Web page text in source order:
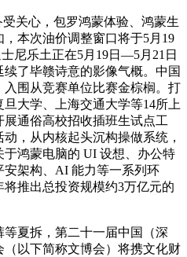
心，包罗鸿蒙体验、鸿蒙生
本次油价调整窗口将于5月19
尼乐土正在5月19日—5月21日
了毕赣诗意的影像气概。中国
围从竞赛单位比赛金棕榈。打
大学、上海交通大学等14所上
通俗高校招收插班生试点工
，从内核起头沉构操做系统，
鸿蒙电脑的 UI 设想、办公特
安架构、AI 能力等一系列环
推出总投资规模约3万亿元的
夏拆，第二十一届中国（深
以下简称文博会）将携文化财